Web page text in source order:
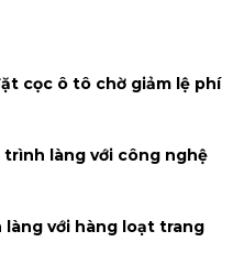
cọc ô tô chờ giảm lệ phí
trình làng với công nghệ
làng với hàng loạt trang